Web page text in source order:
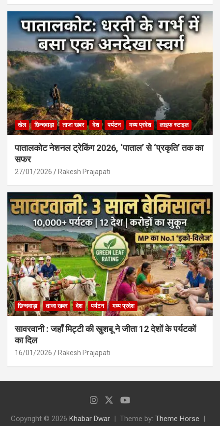
खेल छिन्दवाड़ा ताजा खबर देश पर्यटन मध्य प्रदेश लाइफ स्टाइल
पातालकोट नेशनल ट्रेकिंग 2026, ‘पाताल’ से ‘प्रकृति’ तक का
सफर
27/01/2026 Rakesh Prajapati
छिन्दवाड़ा ताजा खबर देश पर्यटन मध्य प्रदेश
सावरवानी : जहाँ मिट्टी की खुशबू ने जीता 12 देशों के पर्यटकों
का दिल
16/01/2026 Rakesh Prajapati
Copyright © 2026 Khabar Dwar Theme by: Theme Horse